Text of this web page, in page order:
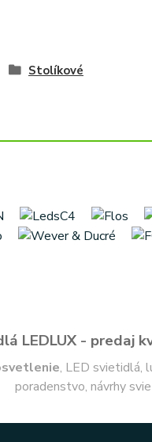
Stolíkové
LEDLUX - predaj
, LED svietidlá,
poradenstvo, návrhy